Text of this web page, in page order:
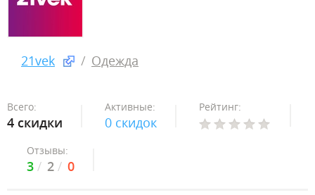
21vek Одежда
Всего:
4 скидки
Активные:
0 скидок
Рейтинг:
Отзывы:
3 2 0